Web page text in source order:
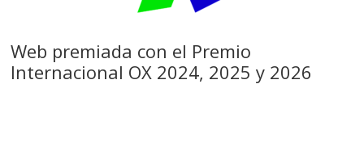
Web premiada con el Premio
Internacional OX 2024, 2025 y 2026